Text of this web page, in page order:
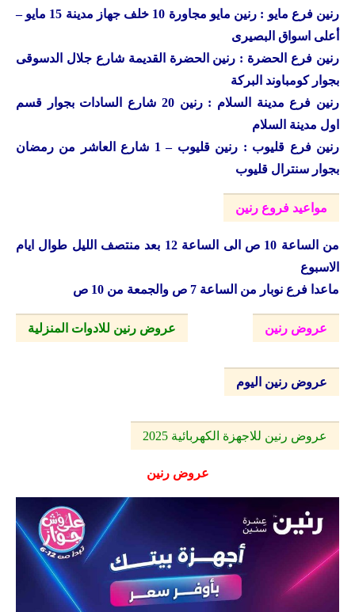
رنين فرع مايو : رنين مايو مجاورة 10 خلف جهاز مدينة 15 مايو –
أعلى اسواق البصيرى
رنين فرع الحضرة : رنين الحضرة القديمة شارع جلال الدسوقى
بجوار كومباوند البركة
رنين فرع مدينة السلام : رنين 20 شارع السادات بجوار قسم
اول مدينة السلام
رنين فرع قليوب : رنين قليوب – 1 شارع العاشر من رمضان
بجوار سنترال قليوب
مواعيد فروع رنين
من الساعة 10 ص الى الساعة 12 بعد منتصف الليل طوال ايام
الاسبوع
ماعدا فرع نوبار من الساعة 7 ص والجمعة من 10 ص
عروض رنين عروض رنين للادوات المنزلية
عروض رنين اليوم
عروض رنين للاجهزة الكهربائية 2025
عروض رنين